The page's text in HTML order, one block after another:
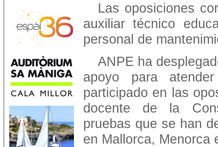
Las oposiciones
auxiliar técnico
personal de
ANPE ha
apoyo para
participado en las
docente de la
pruebas que se han
en Mallorca, Menorca